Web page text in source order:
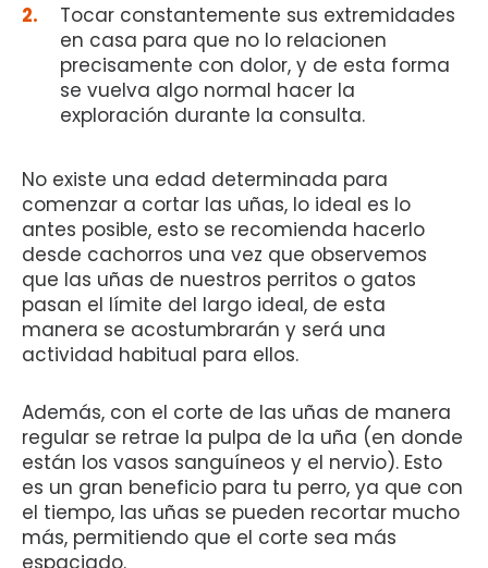
Tocar constantemente sus extremidades
en casa para que no lo relacionen
precisamente con dolor, y de esta forma
se vuelva algo normal hacer la
exploración durante la consulta.
No existe una edad determinada para
comenzar a cortar las uñas, lo ideal es lo
antes posible, esto se recomienda hacerlo
desde cachorros una vez que observemos
que las uñas de nuestros perritos o gatos
pasan el límite del largo ideal, de esta
manera se acostumbrarán y será una
actividad habitual para ellos.
Además, con el corte de las uñas de manera
regular se retrae la pulpa de la uña (en donde
están los vasos sanguíneos y el nervio). Esto
es un gran beneficio para tu perro, ya que con
el tiempo, las uñas se pueden recortar mucho
más, permitiendo que el corte sea más
espaciado.